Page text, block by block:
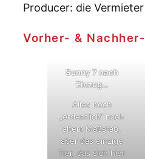
Producer: die Vermieter
Vorher- &
Sunny 7 nach
Einzug…
Alles noch
„ordentlich“ nach
altem Maßstab,
aber das einzige
Tier, das sich hier